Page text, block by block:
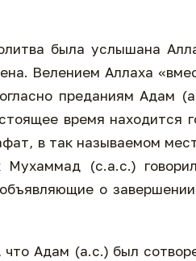
была услышана
Велением Аллаха
преданиям Адам
время находится
в так называемом
(с.а.с.)
о
Адам (а.с.) был